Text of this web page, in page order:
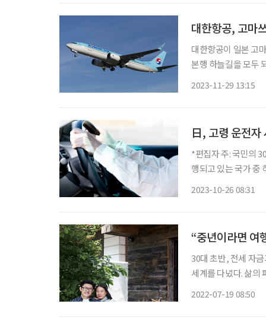
대한항공이 일본 고
본행 하늘길을 모두 되살
2023-11-29 13:15
日, 고령 운전자
*편집자 주: 국민의
행되고 있는 국가 중 하나인
2023-10-26 08:31
“중년이라면 여
30대 초반, 전세 자
세계를 다녔다. 삶의
2022-07-19 08:50